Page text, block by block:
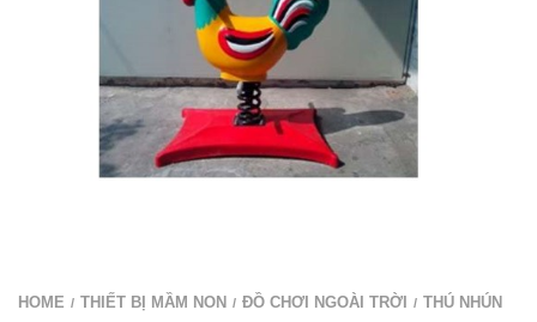
HOME / THIẾT BỊ MẦM NON / ĐỒ CHƠI NGOÀI TRỜI / THÚ NHÚN